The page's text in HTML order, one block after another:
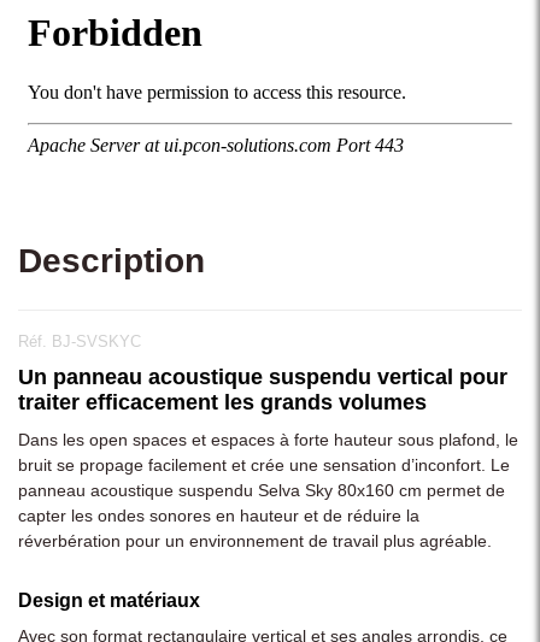
Description
Réf. BJ-SVSKYC
Un panneau acoustique suspendu vertical pour
traiter efficacement les grands volumes
Dans les open spaces et espaces à forte hauteur sous plafond, le
bruit se propage facilement et crée une sensation d’inconfort. Le
panneau acoustique suspendu Selva Sky 80x160 cm permet de
capter les ondes sonores en hauteur et de réduire la
réverbération pour un environnement de travail plus agréable.
Design et matériaux
Avec son format rectangulaire vertical et ses angles arrondis, ce